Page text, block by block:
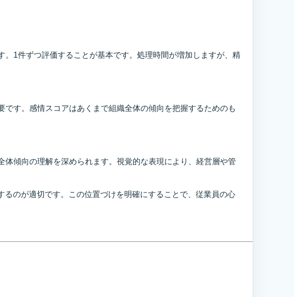
1件ずつ評価することが基本です。処理時間が増加しますが、精
す。感情スコアはあくまで組織全体の傾向を把握するためのも
傾向の理解を深められます。視覚的な表現により、経営層や管
のが適切です。この位置づけを明確にすることで、従業員の心